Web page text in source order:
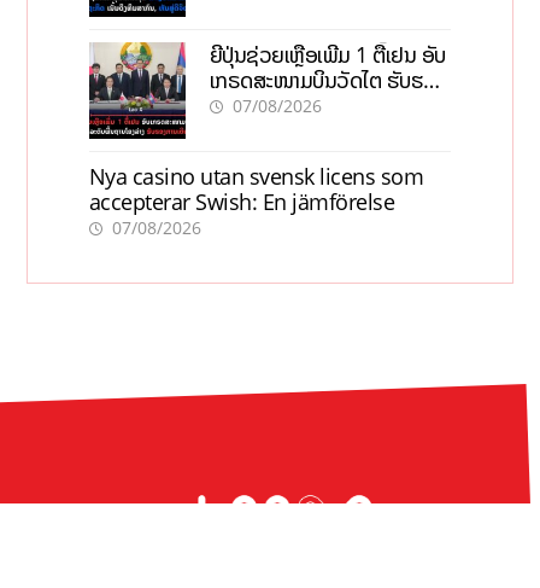
ຍີ່ປຸ່ນຊ່ວຍເຫຼືອເພີ່ມ 1 ຕື້ເຢນ ອັບ
ເກຣດສະໜາມບິນວັດໄຕ ຮັບຮອງ
ການເຕີບໂຕ
07/08/2026
Nya casino utan svensk licens som
accepterar Swish: En jämförelse
07/08/2026